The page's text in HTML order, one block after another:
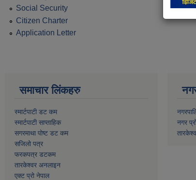
Social Security
Citizen Charter
Application Letter
समाचार लिंकहरु
स्मार्टपाटी डट कम
स्मार्टपाटी साप्ताहिक
सगरमाथा पोष्ट डट कम
सजिलो पत्र
फरकपत्र डटकम
तारकेश्वर अनलाइन
एक्ट प्रो नेपाल
नगर